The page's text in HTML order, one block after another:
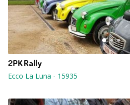
2PK Rally
Ecco La Luna - 15935